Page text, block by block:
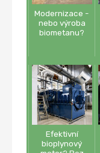
Modernizace -
nebo výroba
biometanu?
Efektivní
bioplynový